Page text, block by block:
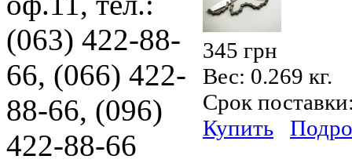
345 грн
Вес: 0.269 кг.
Срок
Купить
(063) 422-88-
66, (066) 422-
88-66, (096)
422-88-66